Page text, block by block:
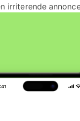
irriterende